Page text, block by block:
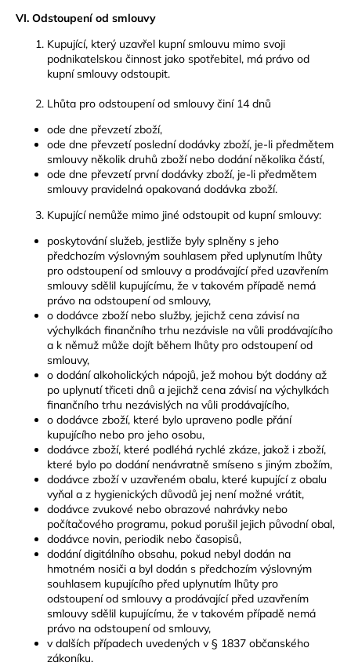
VI. Odstoupení od smlouvy
Kupující, který uzavřel kupní smlouvu mimo svoji
podnikatelskou činnost jako spotřebitel, má právo od
kupní smlouvy odstoupit.
Lhůta pro odstoupení od smlouvy činí 14 dnů
ode dne převzetí zboží,
ode dne převzetí poslední dodávky zboží, je-li předmětem
smlouvy několik druhů zboží nebo dodání několika částí,
ode dne převzetí první dodávky zboží, je-li předmětem
smlouvy pravidelná opakovaná dodávka zboží.
Kupující nemůže mimo jiné odstoupit od kupní smlouvy:
poskytování služeb, jestliže byly splněny s jeho
předchozím výslovným souhlasem před uplynutím lhůty
pro odstoupení od smlouvy a prodávající před uzavřením
smlouvy sdělil kupujícímu, že v takovém případě nemá
právo na odstoupení od smlouvy,
o dodávce zboží nebo služby, jejichž cena závisí na
výchylkách finančního trhu nezávisle na vůli prodávajícího
a k němuž může dojít během lhůty pro odstoupení od
smlouvy,
o dodání alkoholických nápojů, jež mohou být dodány až
po uplynutí třiceti dnů a jejichž cena závisí na výchylkách
finančního trhu nezávislých na vůli prodávajícího,
o dodávce zboží, které bylo upraveno podle přání
kupujícího nebo pro jeho osobu,
dodávce zboží, které podléhá rychlé zkáze, jakož i zboží,
které bylo po dodání nenávratně smíseno s jiným zbožím,
dodávce zboží v uzavřeném obalu, které kupující z obalu
vyňal a z hygienických důvodů jej není možné vrátit,
dodávce zvukové nebo obrazové nahrávky nebo
počítačového programu, pokud porušil jejich původní obal,
dodávce novin, periodik nebo časopisů,
dodání digitálního obsahu, pokud nebyl dodán na
hmotném nosiči a byl dodán s předchozím výslovným
souhlasem kupujícího před uplynutím lhůty pro
odstoupení od smlouvy a prodávající před uzavřením
smlouvy sdělil kupujícímu, že v takovém případě nemá
právo na odstoupení od smlouvy,
v dalších případech uvedených v § 1837 občanského
zákoníku.